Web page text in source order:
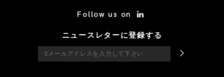
Follow us on
ニュースレターに登録する